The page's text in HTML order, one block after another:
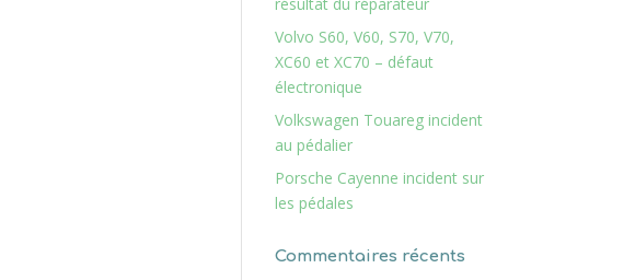
Volvo S60, V60, S70, V70,
XC60 et XC70 – défaut
électronique
Volkswagen Touareg incident
au pédalier
Porsche Cayenne incident sur
les pédales
Commentaires récents